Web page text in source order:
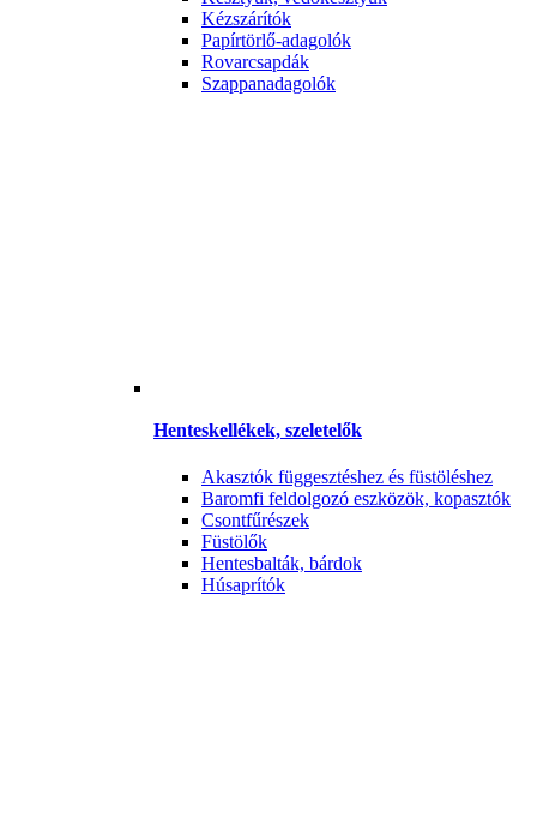
Kézszárítók
Papírtörlő-adagolók
Rovarcsapdák
Szappanadagolók
Henteskellékek, szeletelők
Akasztók függesztéshez és füstöléshez
Baromfi feldolgozó eszközök, kopasztók
Csontfűrészek
Füstölők
Hentesbalták, bárdok
Húsaprítók